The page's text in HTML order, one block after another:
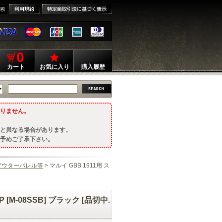
0
カート お気に入り 購入履歴
ません。
異なる場合があります。
めご了承下さい。
ターバレル等 > マルイ GBB 1911用 ス
[M-08SSB] ブラック [品切中.